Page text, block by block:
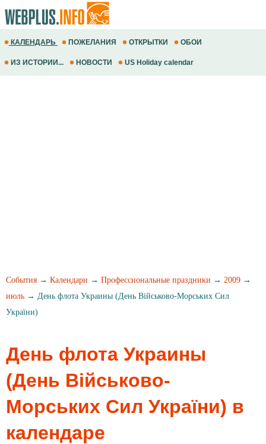
КАЛЕНДАРЬ ПОЖЕЛАНИЯ ОТКРЫТКИ ОБОИ
ИЗ ИСТОРИИ... НОВОСТИ US Holiday calendar
События → Календари → Профессиональные праздники → 2009 →
июль → День флота Украины (День Військово-Морських Сил
України)
День флота Украины
(День Військово-
Морських Сил України) в
календаре